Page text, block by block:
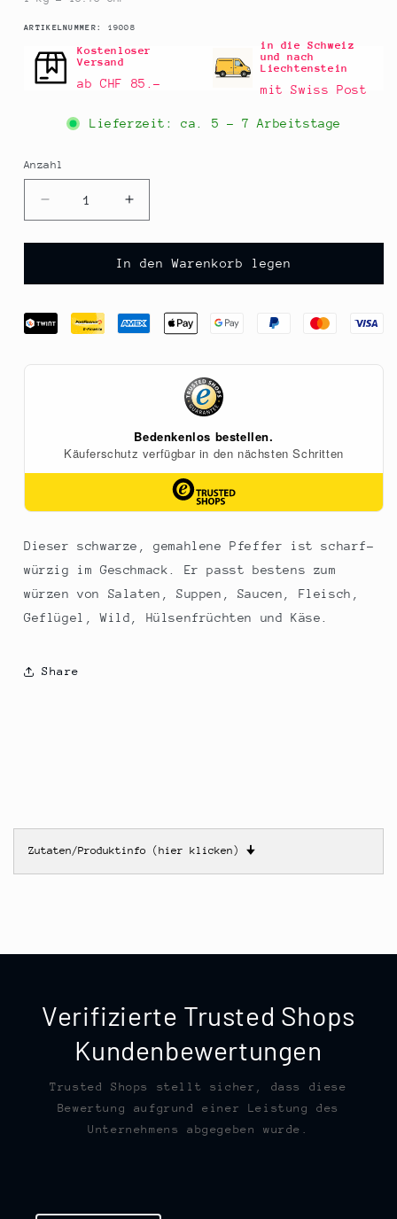
ARTIKELNUMMER: SKU:
19008
Kostenloser
Versand
ab CHF 85.–
in die Schweiz
und nach
Liechtenstein
mit Swiss Post
Lieferzeit: ca. 5 - 7 Arbeitstage
Anzahl
Anzahl
Verringere
die
Menge
Wiberg
schwarz,
gemahlen,
Erhöhe
die
Menge
für
Wiberg
schwarz,
gemahlen,
In den Warenkorb legen
Dieser schwarze, gemahlene Pfeffer ist scharf-
würzig im Geschmack. Er passt bestens zum
würzen von Salaten, Suppen, Saucen, Fleisch,
Geflügel, Wild, Hülsenfrüchten und Käse.
Share
Zutaten/Produktinfo (hier klicken) 🠋
Verifizierte Trusted Shops
Kundenbewertungen
Trusted Shops stellt sicher, dass diese
Bewertung aufgrund einer Leistung des
Unternehmens abgegeben wurde.